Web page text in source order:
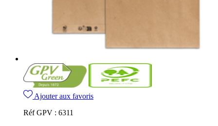
Ajouter aux favoris
Réf GPV : 6311